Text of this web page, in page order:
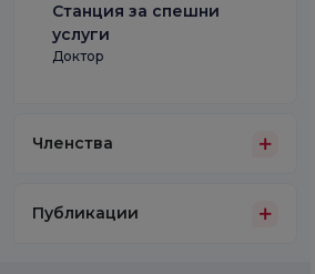
Станция за спешни
услуги
Доктор
Членства
Публикации